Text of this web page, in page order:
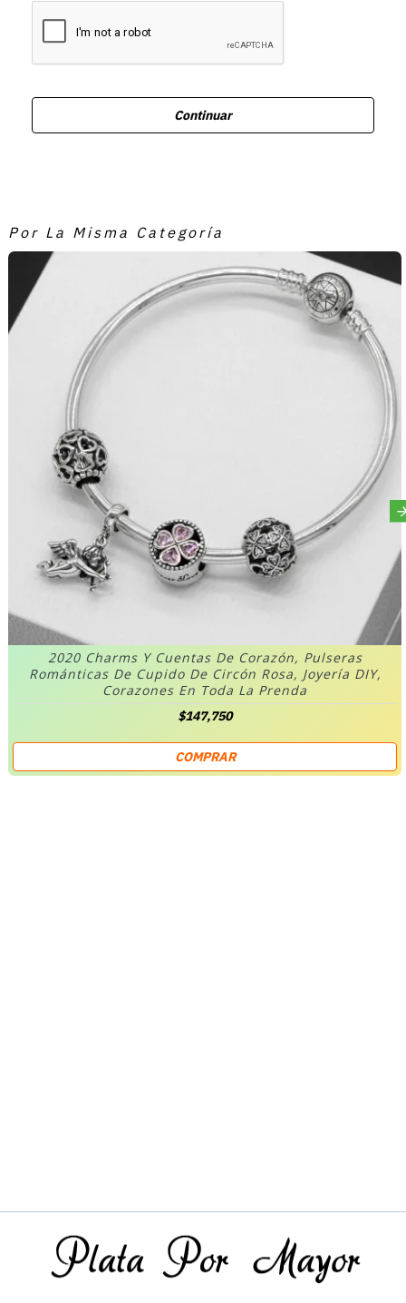
Continuar
Por La Misma Categoría
2020 Charms Y Cuentas De Corazón, Pulseras
Románticas De Cupido De Circón Rosa, Joyería DIY,
Corazones En Toda La Prenda
$147,750
COMPRAR